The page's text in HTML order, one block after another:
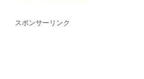
スポンサーリンク